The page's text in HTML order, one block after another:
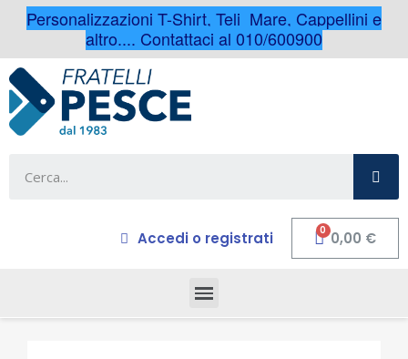
Personalizzazioni T-Shirt, Teli Mare, Cappellini e
altro.... Contattaci al 010/600900
Accedi o registrati 0,00 €